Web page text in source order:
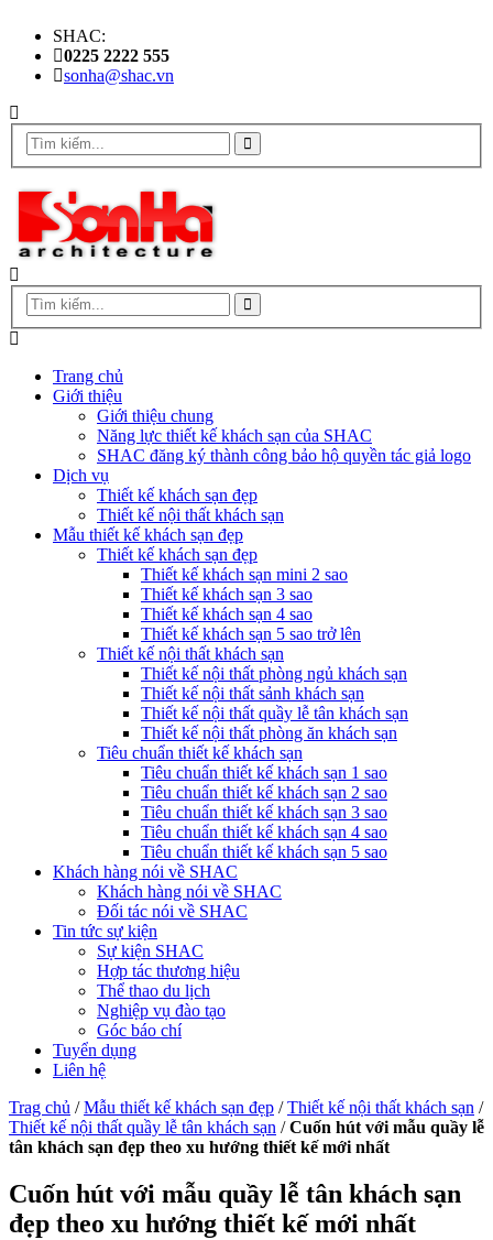
SHAC:
0225 2222 555
sonha@shac.vn
Trang chủ
Giới thiệu
Giới thiệu chung
Năng lực thiết kế khách sạn của SHAC
SHAC đăng ký thành công bảo hộ quyền tác giả logo
Dịch vụ
Thiết kế khách sạn đẹp
Thiết kế nội thất khách sạn
Mẫu thiết kế khách sạn đẹp
Thiết kế khách sạn đẹp
Thiết kế khách sạn mini 2 sao
Thiết kế khách sạn 3 sao
Thiết kế khách sạn 4 sao
Thiết kế khách sạn 5 sao trở lên
Thiết kế nội thất khách sạn
Thiết kế nội thất phòng ngủ khách sạn
Thiết kế nội thất sảnh khách sạn
Thiết kế nội thất quầy lễ tân khách sạn
Thiết kế nội thất phòng ăn khách sạn
Tiêu chuẩn thiết kế khách sạn
Tiêu chuẩn thiết kế khách sạn 1 sao
Tiêu chuẩn thiết kế khách sạn 2 sao
Tiêu chuẩn thiết kế khách sạn 3 sao
Tiêu chuẩn thiết kế khách sạn 4 sao
Tiêu chuẩn thiết kế khách sạn 5 sao
Khách hàng nói về SHAC
Khách hàng nói về SHAC
Đối tác nói về SHAC
Tin tức sự kiện
Sự kiện SHAC
Hợp tác thương hiệu
Thể thao du lịch
Nghiệp vụ đào tạo
Góc báo chí
Tuyển dụng
Liên hệ
Trag chủ /Mẫu thiết kế khách sạn đẹp /Thiết kế nội thất khách sạn /
Thiết kế nội thất quầy lễ tân khách sạn /Cuốn hút với mẫu quầy lễ
tân khách sạn đẹp theo xu hướng thiết kế mới nhất
Cuốn hút với mẫu quầy lễ tân khách sạn
đẹp theo xu hướng thiết kế mới nhất